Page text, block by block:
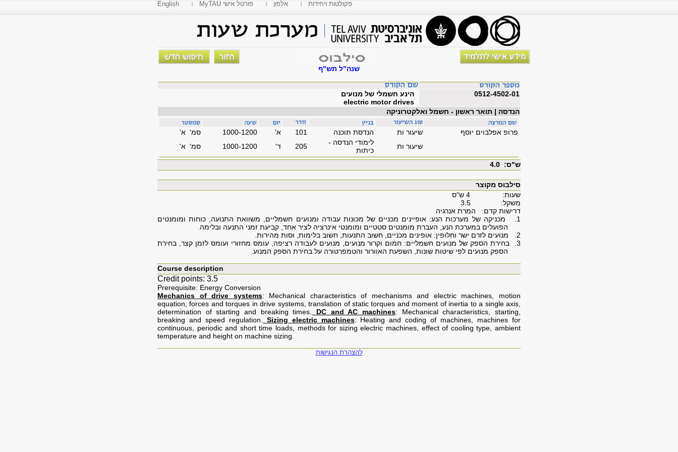
English MyTAU פורטל אישי אלפון פקולטות ויחידות
שנה"ל תש"ף
הינע חשמלי של מנועים
electric motor drives
0512-4502-01
הנדסה | תואר ראשון - חשמל ואלקטרוניקה
סמ' א' 1000-1200 'א 101 הנדסת תוכנה שיעור ות
פרופ אפלבוים יוסף
סמ' א'
1000-1200 'ד 205
לימודי הנדסה -
כיתות
שיעור ות
ש"ס: 4.0
סילבוס מקוצר
שעות: 4 ש"ס
משקל: 3.5
דרישות קדם: המרת אנרגיה
1. מכניקה של מערכות הנע: אופיינים מכניים של מכונות עבודה ומנועים חשמליים, משוואת התנועה, כוחות ומומנטים
הפועלים במערכת הנע, העברת מומנטים סטטיים ומומנטי אינרציה לציר אחד, קביעת זמני התנעה ובלימה.
2. מנועים לזרם ישר וחלופין: אופינים מכניים, חשוב התנעות, חשוב בלימות, וסות מהירות.
3. בחירת הספק של מנועים חשמליים: חמום וקרור מנועים, מנועים לעבודה רציפה, עומס מחזורי ועומס לזמן קצר, בחירת
הספק מנועים לפי שיטות שונות, השפעת האוורור והטמפרטורה על בחירת הספק המנוע.
Course description
Credit points: 3.5
Prerequisite: Energy Conversion
Mechanics of drive systems: Mechanical characteristics of mechanisms and electric machines, motion
equation, forces and torques in drive systems, translation of static torques and moment of inertia to a single axis,
determination of starting and breaking times.
DC and AC machines: Mechanical characteristics, starting,
breaking and speed regulation.
Sizing electric machines: Heating and coding of machines, machines for
continuous, periodic and short time loads, methods for sizing electric machines, effect of cooling type, ambient
temperature and height on machine sizing.
להצהרת הנגישות